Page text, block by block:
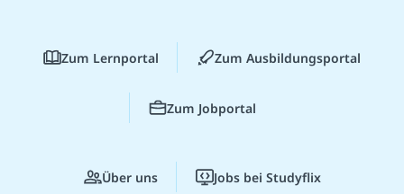
Zum Lernportal Zum Ausbildungsportal
Zum Jobportal
Über uns Jobs bei Studyflix